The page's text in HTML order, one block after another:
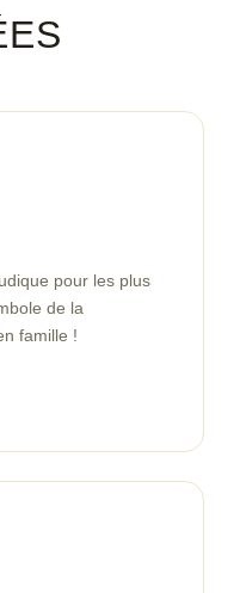
pour les plus
de la
famille !